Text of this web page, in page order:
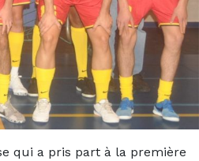
qui a pris part à la première